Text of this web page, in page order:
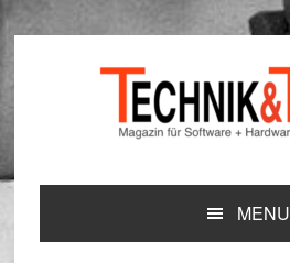
Zur
Hauptnavigation
Zum
Inhalt
Zur
Seitenspalte
MENU